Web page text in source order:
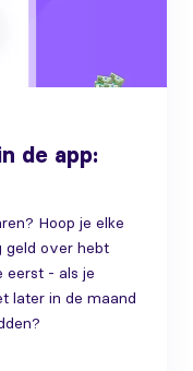
de app:
Hoop je elke
geld over hebt
eerst - als je
later in de maand